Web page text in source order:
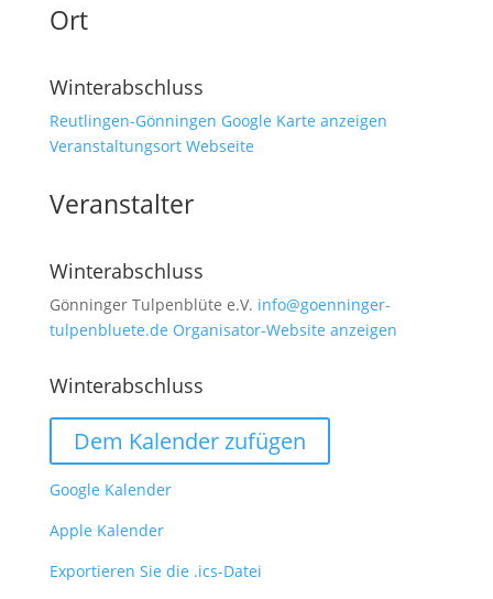
Ort
Winterabschluss
Reutlingen-Gönningen Google Karte anzeigen
Veranstaltungsort Webseite
Veranstalter
Winterabschluss
Gönninger Tulpenblüte e.V. info@goenninger-
tulpenbluete.de Organisator-Website anzeigen
Winterabschluss
Dem Kalender zufügen
Google Kalender
Apple Kalender
Exportieren Sie die .ics-Datei